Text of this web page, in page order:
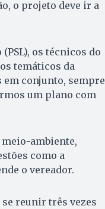
o projeto deve ir a
os técnicos do
temáticos da
conjunto, sempre
um plano com
meio-ambiente,
como a
o vereador.
se reunir três vezes